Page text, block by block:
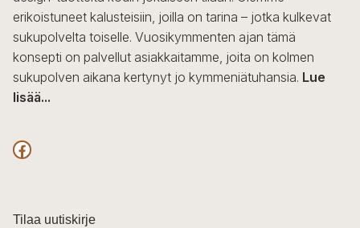
erikoistuneet kalusteisiin, joilla on tarina – jotka kulkevat
sukupolvelta toiselle. Vuosikymmenten ajan tämä
konsepti on palvellut asiakkaitamme, joita on kolmen
sukupolven aikana kertynyt jo kymmeniätuhansia. Lue
lisää...
F
c
Tilaa uutiskirje